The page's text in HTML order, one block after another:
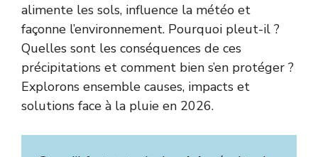
alimente les sols, influence la météo et
façonne l’environnement. Pourquoi pleut-il ?
Quelles sont les conséquences de ces
précipitations et comment bien s’en protéger ?
Explorons ensemble causes, impacts et
solutions face à la pluie en 2026.